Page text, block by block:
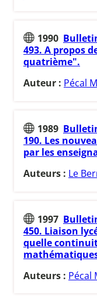
1990
493. A propos
quatrième".
Auteur : Pécal
1989
190. Les
par les
Auteurs : Le
1997
450. Liaison
quelle
Auteurs : Pécal